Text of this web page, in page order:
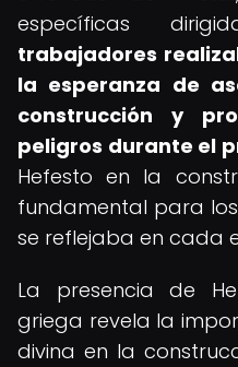
específicas
trabajadores
la esperanza de
construcción y
peligros durante el
Hefesto en la
fundamental para
se reflejaba en cada
La presencia de
griega revela la
divina en la